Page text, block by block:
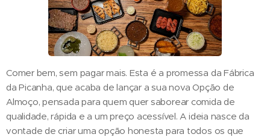
Comer bem, sem pagar mais. Esta é a promessa da Fábrica
da Picanha, que acaba de lançar a sua nova Opção de
Almoço, pensada para quem quer saborear comida de
qualidade, rápida e a um preço acessível. A ideia nasce da
vontade de criar uma opção honesta para todos os que